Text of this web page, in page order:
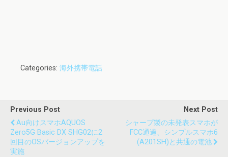
Categories: 海外携帯電話
Previous Post
Au向けスマホAQUOS
Zero5G Basic DX SHG02に2
回目のOSバージョンアップを
実施
Next Post
シャープ製の未発表スマホが
FCC通過、シンプルスマホ6
(A201SH)と共通の電池